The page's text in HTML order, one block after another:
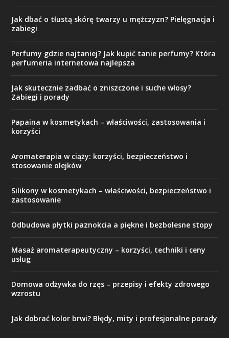
Jak dbać o tłustą skórę twarzy u mężczyzn? Pielęgnacja i
zabiegi
Perfumy gdzie najtaniej? Jak kupić tanie perfumy? Która
perfumeria internetowa najlepsza
Jak skutecznie zadbać o zniszczone i suche włosy?
Zabiegi i porady
Papaina w kosmetykach – właściwości, zastosowania i
korzyści
Aromaterapia w ciąży: korzyści, bezpieczeństwo i
stosowanie olejków
Silikony w kosmetykach – właściwości, bezpieczeństwo i
zastosowanie
Odbudowa płytki paznokcia a piękne i bezbolesne stopy
Masaż aromaterapeutyczny – korzyści, techniki i ceny
usług
Domowa odżywka do rzęs – przepisy i efekty zdrowego
wzrostu
Jak dobrać kolor brwi? Błędy, mity i profesjonalne porady